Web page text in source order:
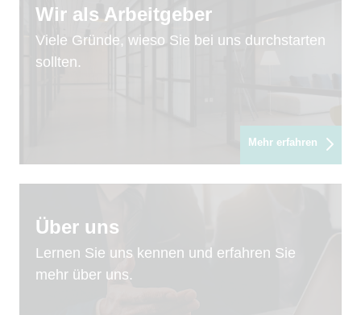
Wir als Arbeitgeber
Viele Gründe, wieso Sie bei uns durchstarten
sollten.
Mehr erfahren
Über uns
Lernen Sie uns kennen und erfahren Sie
mehr über uns.